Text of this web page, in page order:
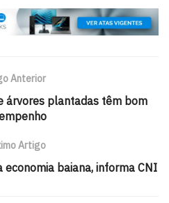
16.707.566. No mês
foram ativadas nos DDDs
março 257,81 milhões de
acessos por 100
de 2016, os acessos pré-
(28,59%).
Anterior
árvores plantadas têm bom
Artigo
baiana, informa CNI